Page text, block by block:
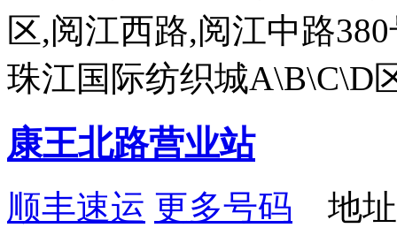
区,阅江西路,阅江中路
珠江国际纺织城A\B\C\D
康王北路营业站
顺丰速运 更多号码 地址